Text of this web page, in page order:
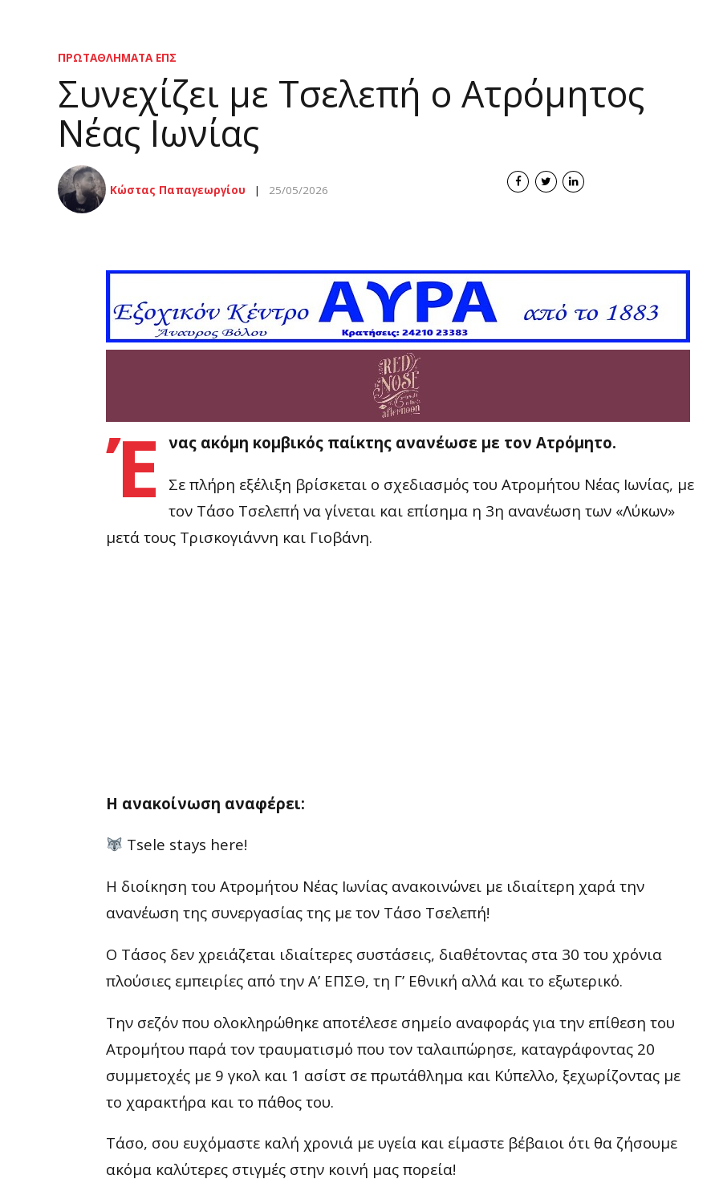
ΠΡΩΤΑΘΛΉΜΑΤΑ ΕΠΣ
Συνεχίζει με Τσελεπή ο Ατρόμητος
Νέας Ιωνίας
Κώστας Παπαγεωργίου 25/05/2026
Έ νας ακόμη κομβικός παίκτης ανανέωσε με τον Ατρόμητο.
Σε πλήρη εξέλιξη βρίσκεται ο σχεδιασμός του Ατρομήτου Νέας Ιωνίας, με
τον Τάσο Τσελεπή να γίνεται και επίσημα η 3η ανανέωση των «Λύκων»
μετά τους Τρισκογιάννη και Γιοβάνη.
Η ανακοίνωση αναφέρει:
Tsele stays here!
Η διοίκηση του Ατρομήτου Νέας Ιωνίας ανακοινώνει με ιδιαίτερη χαρά την
ανανέωση της συνεργασίας της με τον Τάσο Τσελεπή!
Ο Τάσος δεν χρειάζεται ιδιαίτερες συστάσεις, διαθέτοντας στα 30 του χρόνια
πλούσιες εμπειρίες από την Α’ ΕΠΣΘ, τη Γ’ Εθνική αλλά και το εξωτερικό.
Την σεζόν που ολοκληρώθηκε αποτέλεσε σημείο αναφοράς για την επίθεση του
Ατρομήτου παρά τον τραυματισμό που τον ταλαιπώρησε, καταγράφοντας 20
συμμετοχές με 9 γκολ και 1 ασίστ σε πρωτάθλημα και Κύπελλο, ξεχωρίζοντας με
το χαρακτήρα και το πάθος του.
Τάσο, σου ευχόμαστε καλή χρονιά με υγεία και είμαστε βέβαιοι ότι θα ζήσουμε
ακόμα καλύτερες στιγμές στην κοινή μας πορεία!